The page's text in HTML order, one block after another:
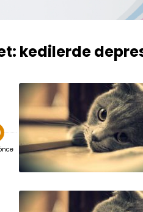
kedilerde